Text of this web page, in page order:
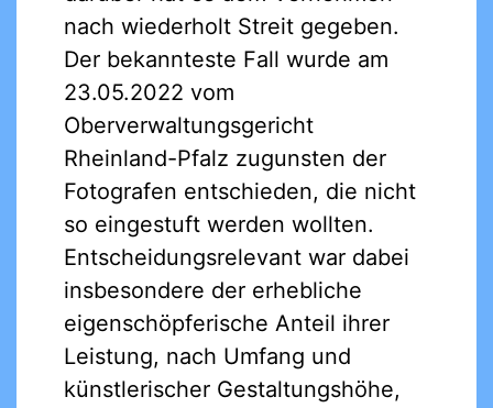
nach wiederholt Streit gegeben.
Der bekannteste Fall wurde am
23.05.2022 vom
Oberverwaltungsgericht
Rheinland-Pfalz zugunsten der
Fotografen entschieden, die nicht
so eingestuft werden wollten.
Entscheidungsrelevant war dabei
insbesondere der erhebliche
eigenschöpferische Anteil ihrer
Leistung, nach Umfang und
künstlerischer Gestaltungshöhe,